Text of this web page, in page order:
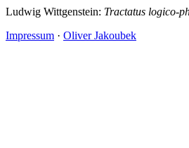
Ludwig Wittgenstein: Tractatus logico-
Impressum · Oliver Jakoubek